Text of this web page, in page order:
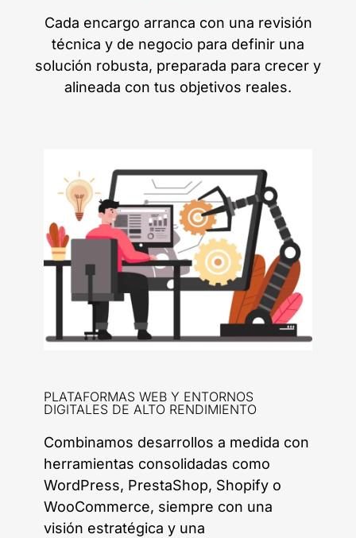
Cada encargo arranca con una revisión
técnica y de negocio para definir una
solución robusta, preparada para crecer y
alineada con tus objetivos reales.
PLATAFORMAS WEB Y ENTORNOS
DIGITALES DE ALTO RENDIMIENTO
Combinamos desarrollos a medida con
herramientas consolidadas como
WordPress, PrestaShop, Shopify o
WooCommerce, siempre con una
visión estratégica y una